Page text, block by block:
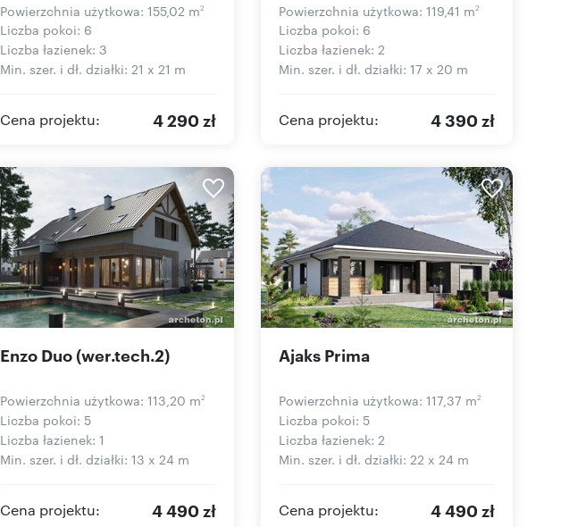
Powierzchnia użytkowa: 155,02 m2
Liczba pokoi: 6
Liczba łazienek: 3
Min. szer. i dł. działki: 21 x 21 m
Cena projektu: 4 290 zł
Powierzchnia użytkowa: 119,41 m2
Liczba pokoi: 6
Liczba łazienek: 2
Min. szer. i dł. działki: 17 x 20 m
Cena projektu: 4 390 zł
Enzo Duo (wer.tech.2)
Powierzchnia użytkowa: 113,20 m2
Liczba pokoi: 5
Liczba łazienek: 1
Min. szer. i dł. działki: 13 x 24 m
Cena projektu: 4 490 zł
Ajaks Prima
Powierzchnia użytkowa: 117,37 m2
Liczba pokoi: 5
Liczba łazienek: 2
Min. szer. i dł. działki: 22 x 24 m
Cena projektu: 4 490 zł